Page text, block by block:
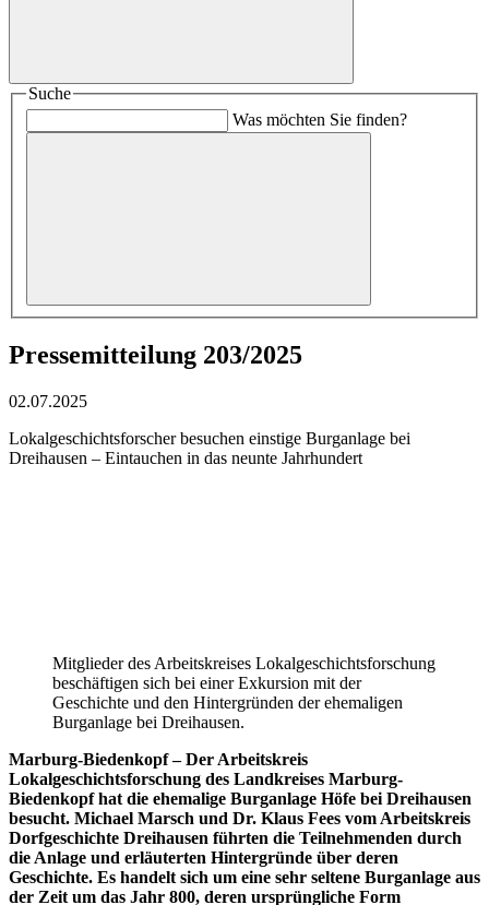
Suche
Was möchten Sie finden?
Pressemitteilung 203/2025
02.07.2025
Lokalgeschichtsforscher besuchen einstige Burganlage bei
Dreihausen – Eintauchen in das neunte Jahrhundert
Mitglieder des Arbeitskreises Lokalgeschichtsforschung
beschäftigen sich bei einer Exkursion mit der
Geschichte und den Hintergründen der ehemaligen
Burganlage bei Dreihausen.
Marburg-Biedenkopf – Der Arbeitskreis
Lokalgeschichtsforschung des Landkreises Marburg-
Biedenkopf hat die ehemalige Burganlage Höfe bei Dreihausen
besucht. Michael Marsch und Dr. Klaus Fees vom Arbeitskreis
Dorfgeschichte Dreihausen führten die Teilnehmenden durch
die Anlage und erläuterten Hintergründe über deren
Geschichte. Es handelt sich um eine sehr seltene Burganlage aus
der Zeit um das Jahr 800, deren ursprüngliche Form